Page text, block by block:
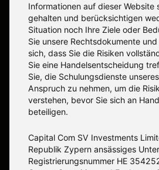
Informationen auf dieser Website
gehalten und berücksichtigen
Situation noch Ihre Ziele oder
Sie unsere Rechtsdokumente
sich, dass Sie die Risiken
Sie eine Handelsentscheidung
Sie, die Schulungsdienste
Anspruch zu nehmen, um die
verstehen, bevor Sie sich an
beteiligen.
Capital Com SV Investments
Republik Zypern ansässiges
Registrierungsnummer HE